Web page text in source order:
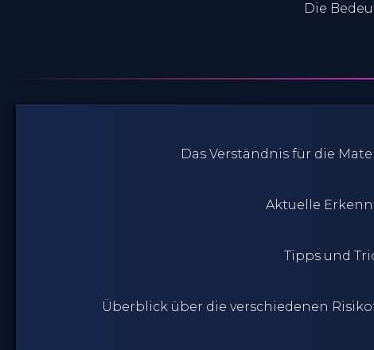
Die
Das Verständnis für die
Aktuelle
Tipps und
Überblick über die verschiedenen